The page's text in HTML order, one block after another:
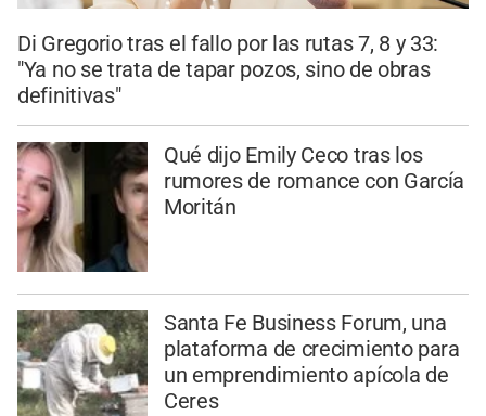
Di Gregorio tras el fallo por las rutas 7, 8 y 33:
"Ya no se trata de tapar pozos, sino de obras
definitivas"
Qué dijo Emily Ceco tras los
rumores de romance con García
Moritán
Santa Fe Business Forum, una
plataforma de crecimiento para
un emprendimiento apícola de
Ceres